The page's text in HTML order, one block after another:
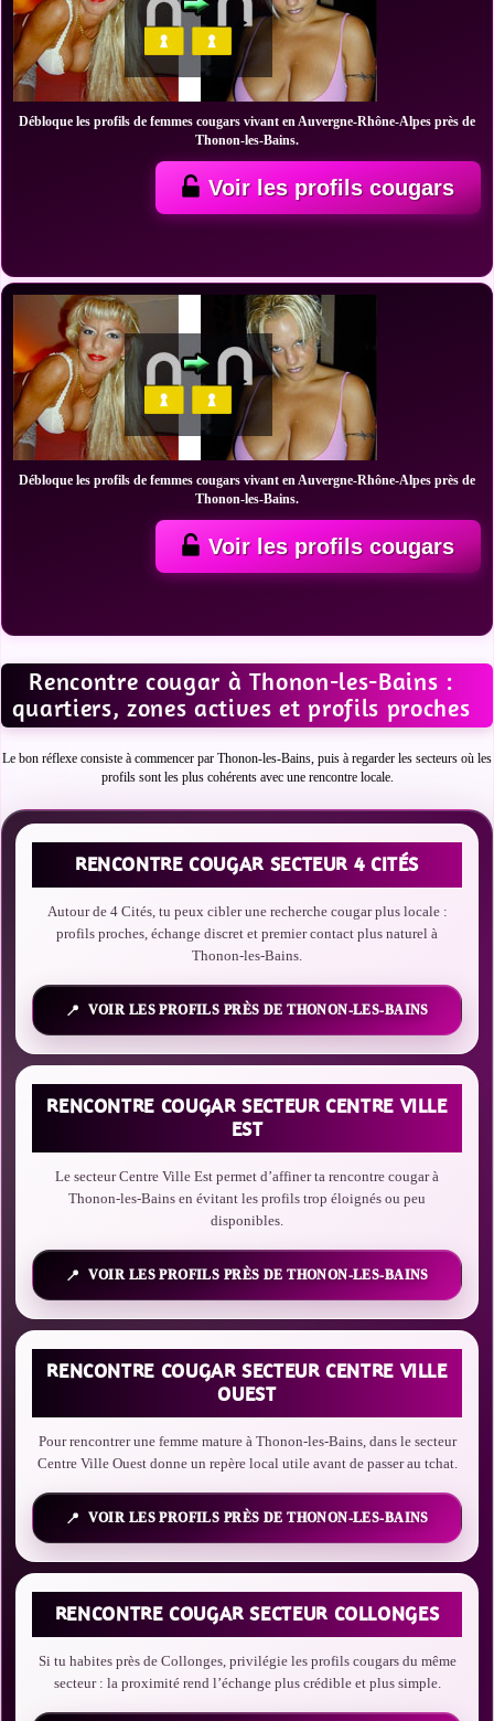
Débloque les profils de femmes cougars vivant en Auvergne-Rhône-Alpes près de
Thonon-les-Bains.
Voir les profils cougars
Débloque les profils de femmes cougars vivant en Auvergne-Rhône-Alpes près de
Thonon-les-Bains.
Voir les profils cougars
Rencontre cougar à Thonon-les-Bains :
quartiers, zones actives et profils proches
Le bon réflexe consiste à commencer par Thonon-les-Bains, puis à regarder les secteurs où les
profils sont les plus cohérents avec une rencontre locale.
RENCONTRE COUGAR SECTEUR 4 CITÉS
Autour de 4 Cités, tu peux cibler une recherche cougar plus locale :
profils proches, échange discret et premier contact plus naturel à
Thonon-les-Bains.
VOIR LES PROFILS PRÈS DE THONON-LES-BAINS
RENCONTRE COUGAR SECTEUR CENTRE VILLE
EST
Le secteur Centre Ville Est permet d’affiner ta rencontre cougar à
Thonon-les-Bains en évitant les profils trop éloignés ou peu
disponibles.
VOIR LES PROFILS PRÈS DE THONON-LES-BAINS
RENCONTRE COUGAR SECTEUR CENTRE VILLE
OUEST
Pour rencontrer une femme mature à Thonon-les-Bains, dans le secteur
Centre Ville Ouest donne un repère local utile avant de passer au tchat.
VOIR LES PROFILS PRÈS DE THONON-LES-BAINS
RENCONTRE COUGAR SECTEUR COLLONGES
Si tu habites près de Collonges, privilégie les profils cougars du même
secteur : la proximité rend l’échange plus crédible et plus simple.